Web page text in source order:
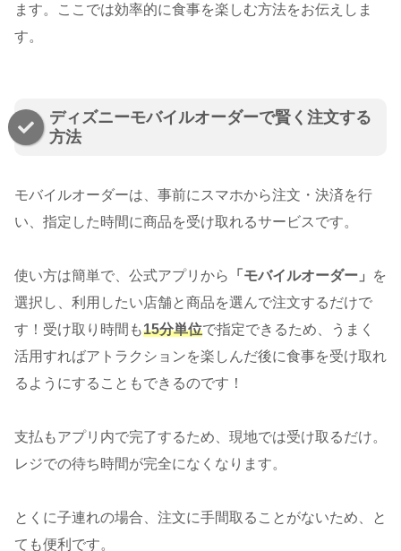
ます。ここでは効率的に食事を楽しむ方法をお伝えしま
す。
ディズニーモバイルオーダーで賢く注文する
方法
モバイルオーダーは、事前にスマホから注文・決済を行
い、指定した時間に商品を受け取れるサービスです。
使い方は簡単で、公式アプリから 「モバイルオーダー」
を
選択し、利用したい店舗と商品を選んで注文するだけで
す！受け取り時間も15分単位で指定できるため、うまく
活用すればアトラクションを楽しんだ後に食事を受け取れ
るようにすることもできるのです！
支払もアプリ内で完了するため、現地では受け取るだけ。
レジでの待ち時間が完全になくなります。
とくに子連れの場合、注文に手間取ることがないため、と
ても便利です。